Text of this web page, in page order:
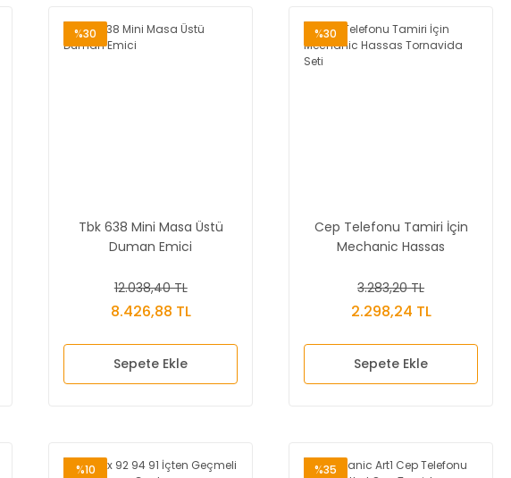
%30
Tbk 638 Mini Masa Üstü
Duman Emici
12.038,40 TL
8.426,88 TL
Sepete Ekle
%30
Cep Telefonu Tamiri İçin
Mechanic Hassas
3.283,20 TL
2.298,24 TL
Sepete Ekle
%10 %35